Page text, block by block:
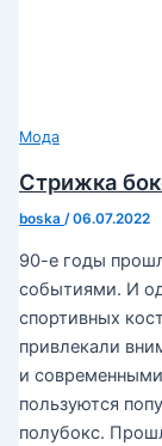
Мода
Стрижка
boska /06.07.2022
90-е годы
событиями. И
спортивных
привлекали
и
пользуются
полубокс.